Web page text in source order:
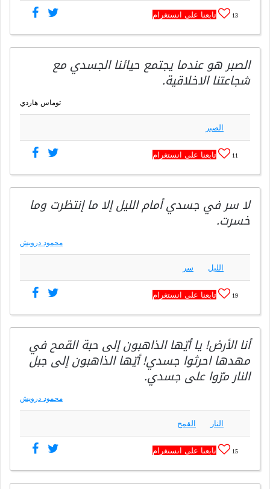
13 تابعنا على انستغرام
الصبر هو عندما يجتمع حيائنا الجسدي مع
شجاعتنا الاخلاقية.
توماس هاردي
الصبر
11 تابعنا على انستغرام
لا سر في جسدي أمام الليل إلا ما إنتظرت وما
خسرت.
محمود درويش
الليل سر
19 تابعنا على انستغرام
أنا الأرض! يا أيّها الذاهبون إلى حبة القمح في
مهدها احرثوا جسدي! أيّها الذاهبون إلى جبل
النار مرّوا على جسدي.
محمود درويش
النار القمح
15 تابعنا على انستغرام